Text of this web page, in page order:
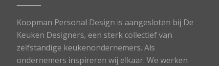
Koopman Personal Design is aangesloten bij De
Keuken Designers, een sterk collectief van
zelfstandige keukenondernemers. Als
ondernemers inspireren wij elkaar. We werken